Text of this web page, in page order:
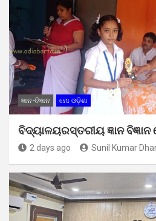
ଜ୍ଞାନ-ବିଜ୍ଞାନ ମୋ ଓଡ଼ିଶା
ବିଦ୍ୟାଳୟରସ୍ତରୀୟ ଜ୍ଞାନ ବିଜ୍ଞାନ
2 days ago Sunil Kumar